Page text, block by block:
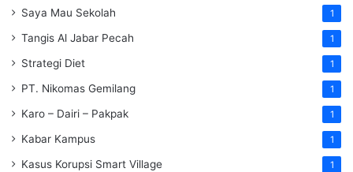
Saya Mau Sekolah 1
Tangis Al Jabar Pecah 1
Strategi Diet 1
PT. Nikomas Gemilang 1
Karo – Dairi – Pakpak 1
Kabar Kampus 1
Kasus Korupsi Smart Village 1